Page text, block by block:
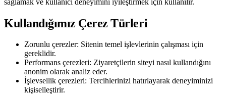
Kullandığımız Çerez Türleri
Zorunlu çerezler: Sitenin temel işlevlerinin çalışması için
gereklidir.
Performans çerezleri: Ziyaretçilerin siteyi nasıl kullandığını
anonim olarak analiz eder.
İşlevsellik çerezleri: Tercihlerinizi hatırlayarak deneyiminizi
kişiselleştirir.